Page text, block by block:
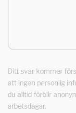
Ditt svar kommer
att ingen personlig
du alltid förblir
arbetsdagar.